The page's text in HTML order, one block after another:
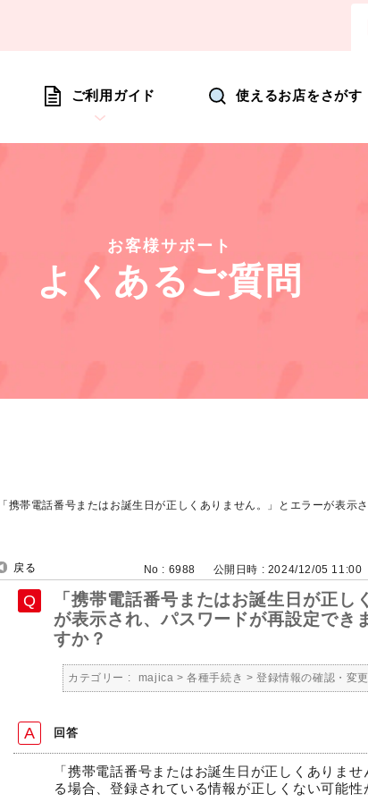
ご利用ガイド 使えるお店をさがす
お客様サポート
よくあるご質問
「携帯電話番号またはお誕生日が正しくありません。」とエラーが表示
戻る No : 6988 公開日時 : 2024/12/05 11:00
「携帯電話番号またはお誕生日が正し
が表示され、パスワードが再設定でき
すか？
カテゴリー : majica >各種手続き >登録情報の確認・変更
回答
「携帯電話番号またはお誕生日が正しくありま
る場合、登録されている情報が正しくない可能性